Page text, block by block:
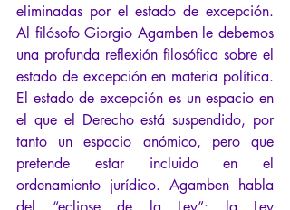
eliminadas por el estado de excepción.
Al filósofo Giorgio Agamben le debemos
una profunda reflexión filosófica sobre el
estado de excepción en materia política.
El estado de excepción es un espacio en
el que el Derecho está suspendido, por
tanto un espacio anómico, pero que
pretende estar incluido en el
ordenamiento jurídico. Agamben habla